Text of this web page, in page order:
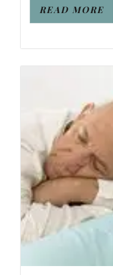
READ MORE